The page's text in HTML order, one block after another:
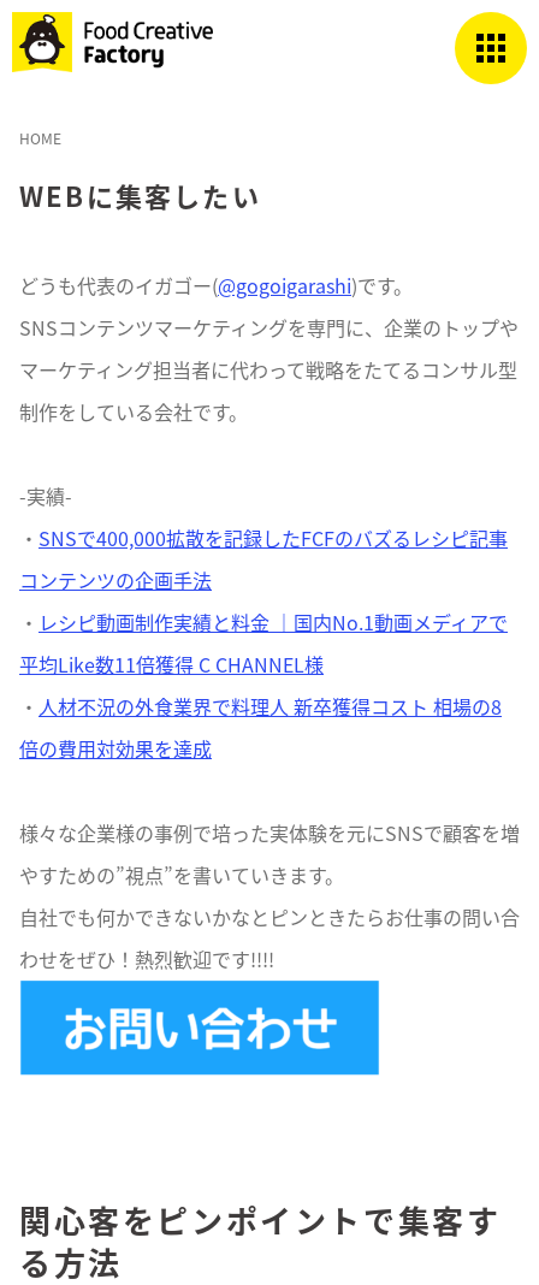
HOME
WEBに集客したい
どうも代表のイガゴー(@gogoigarashi)です。
SNSコンテンツマーケティングを専門に、企業のトップや
マーケティング担当者に代わって戦略をたてるコンサル型
制作をしている会社です。
-実績-
・ SNSで400,000拡散を記録したFCFのバズるレシピ記事
コンテンツの企画手法
・ レシピ動画制作実績と料金 ｜国内No.1動画メディアで
平均Like数11倍獲得 C CHANNEL様
・ 人材不況の外食業界で料理人 新卒獲得コスト 相場の8
倍の費用対効果を達成
様々な企業様の事例で培った実体験を元にSNSで顧客を増
やすための”視点”を書いていきます。
自社でも何かできないかなとピンときたらお仕事の問い合
わせをぜひ！熱烈歓迎です!!!!
関心客をピンポイントで集客す
る方法